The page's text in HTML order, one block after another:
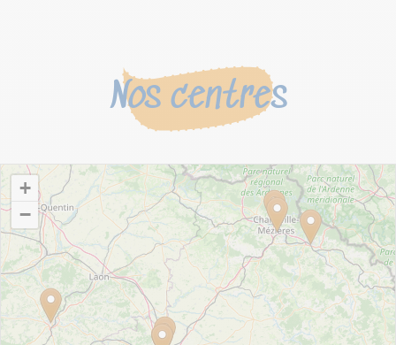
Nos centres
+
−